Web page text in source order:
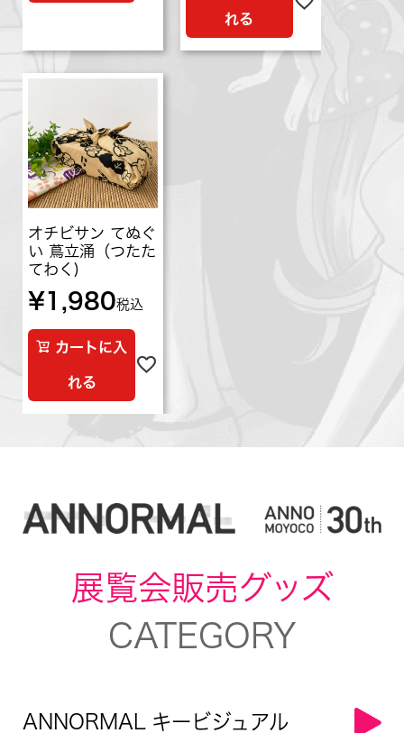
れる
オチビサン てぬぐ
い 蔦立涌（つたた
てわく)
¥1,980税込
カートに入
れる
展覧会販売グッズ
CATEGORY
ANNORMAL キービジュアル